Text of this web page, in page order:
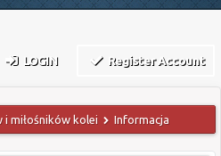
LOGIN Register Account
i miłośników kolei Informacja